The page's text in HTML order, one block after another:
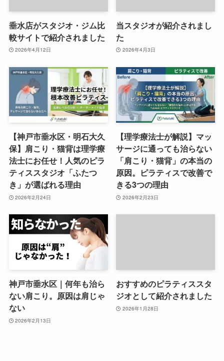
垂水店がスタジオ・ジム比
較サイトで紹介されました
2026年4月12日
当スタジオが紹介されまし
た
2026年4月3日
【神戸市垂水区・明石大久
保】肩こり・猫背は理学療
法士にお任せ！人気のピラ
ティススタジオ「ふたつ
き」が選ばれる理由
2026年2月24日
【理学療法士が解説】マッ
サージに通っても治らない
「肩こり・猫背」の本当の
原因。ピラティスで改善で
きる3つの理由
2026年2月23日
神戸市垂水区｜何年も治ら
ない肩こり。原因は肩じゃ
ない
2026年2月13日
おすすめのピラティススタ
ジオとして紹介されました
2026年1月28日